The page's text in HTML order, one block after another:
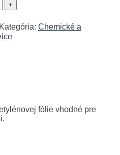
Kategória: Chemické a
fólie vhodné pre